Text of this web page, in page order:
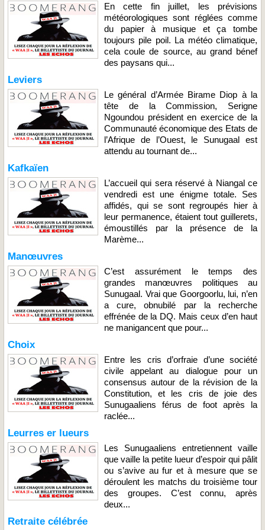
En cette fin juillet, les prévisions
météorologiques sont réglées comme
du papier à musique et ça tombe
toujours pile poil. La météo climatique,
cela coule de source, au grand bénef
des paysans qui...
Leviers
Le général d’Armée Birame Diop à la
tête de la Commission, Serigne
Ngoundou président en exercice de la
Communauté économique des Etats de
l’Afrique de l’Ouest, le Sunugaal est
attendu au tournant de...
Kafkaïen
L’accueil qui sera réservé à Niangal ce
vendredi est une énigme totale. Ses
affidés, qui se sont regroupés hier à
leur permanence, étaient tout guillerets,
émoustillés par la présence de la
Marème...
Manœuvres
C’est assurément le temps des
grandes manœuvres politiques au
Sunugaal. Vrai que Goorgoorlu, lui, n’en
a cure, obnubilé par la recherche
effrénée de la DQ. Mais ceux d’en haut
ne manigancent que pour...
Choix
Entre les cris d’orfraie d’une société
civile appelant au dialogue pour un
consensus autour de la révision de la
Constitution, et les cris de joie des
Sunugaaliens férus de foot après la
raclée...
Leurres er lueurs
Les Sunugaaliens entretiennent vaille
que vaille la petite lueur d’espoir qui pâlit
ou s’avive au fur et à mesure que se
déroulent les matchs du troisième tour
des groupes. C’est connu, après
deux...
Retraite célébrée